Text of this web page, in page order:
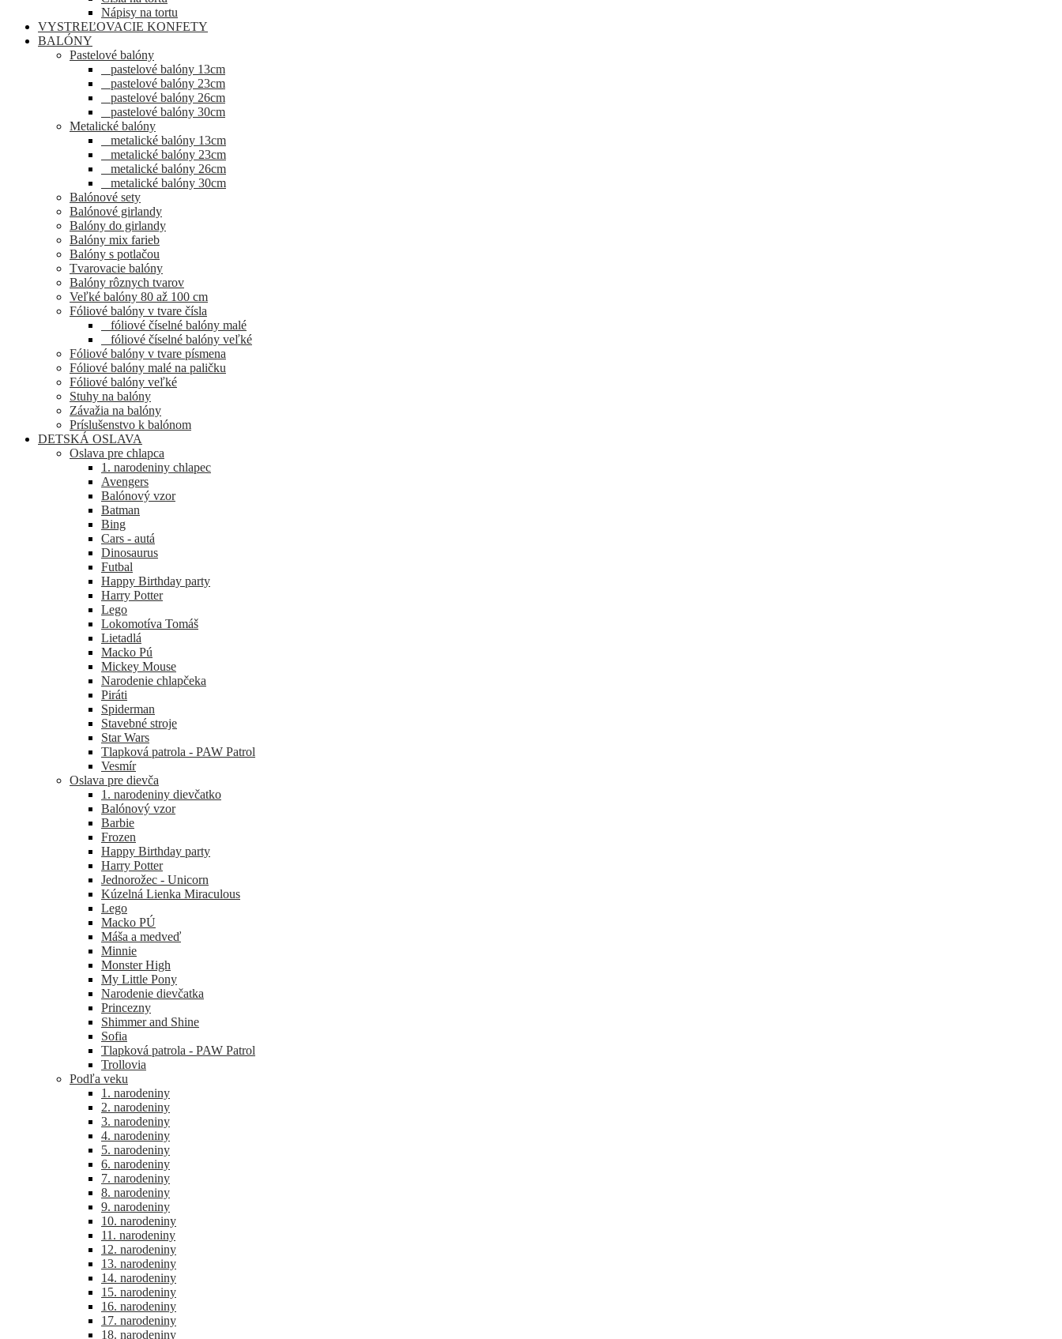
Nápisy na tortu
VYSTREĽOVACIE KONFETY
BALÓNY
Pastelové balóny
pastelové balóny 13cm
pastelové balóny 23cm
pastelové balóny 26cm
pastelové balóny 30cm
Metalické balóny
metalické balóny 13cm
metalické balóny 23cm
metalické balóny 26cm
metalické balóny 30cm
Balónové sety
Balónové girlandy
Balóny do girlandy
Balóny mix farieb
Balóny s potlačou
Tvarovacie balóny
Balóny rôznych tvarov
Veľké balóny 80 až 100 cm
Fóliové balóny v tvare čísla
fóliové číselné balóny malé
fóliové číselné balóny veľké
Fóliové balóny v tvare písmena
Fóliové balóny malé na paličku
Fóliové balóny veľké
Stuhy na balóny
Závažia na balóny
Príslušenstvo k balónom
DETSKÁ OSLAVA
Oslava pre chlapca
1. narodeniny chlapec
Avengers
Balónový vzor
Batman
Bing
Cars - autá
Dinosaurus
Futbal
Happy Birthday party
Harry Potter
Lego
Lokomotíva Tomáš
Lietadlá
Macko Pú
Mickey Mouse
Narodenie chlapčeka
Piráti
Spiderman
Stavebné stroje
Star Wars
Tlapková patrola - PAW Patrol
Vesmír
Oslava pre dievča
1. narodeniny dievčatko
Balónový vzor
Barbie
Frozen
Happy Birthday party
Harry Potter
Jednorožec - Unicorn
Kúzelná Lienka Miraculous
Lego
Macko PÚ
Máša a medveď
Minnie
Monster High
My Little Pony
Narodenie dievčatka
Princezny
Shimmer and Shine
Sofia
Tlapková patrola - PAW Patrol
Trollovia
Podľa veku
1. narodeniny
2. narodeniny
3. narodeniny
4. narodeniny
5. narodeniny
6. narodeniny
7. narodeniny
8. narodeniny
9. narodeniny
10. narodeniny
11. narodeniny
12. narodeniny
13. narodeniny
14. narodeniny
15. narodeniny
16. narodeniny
17. narodeniny
18. narodeniny